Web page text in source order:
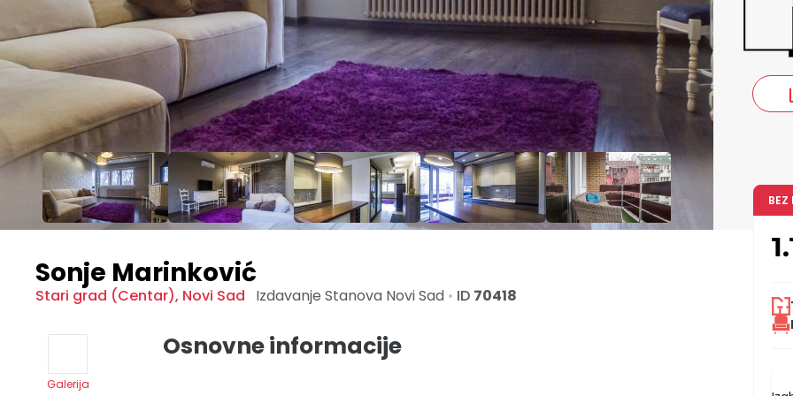
Sonje Marinković
Stari grad (Centar), Novi Sad Izdavanje Stanova Novi Sad • ID 70418
Galerija
Osnovne informacije
BEZ